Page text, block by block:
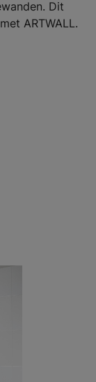
Dit
ARTWALL.